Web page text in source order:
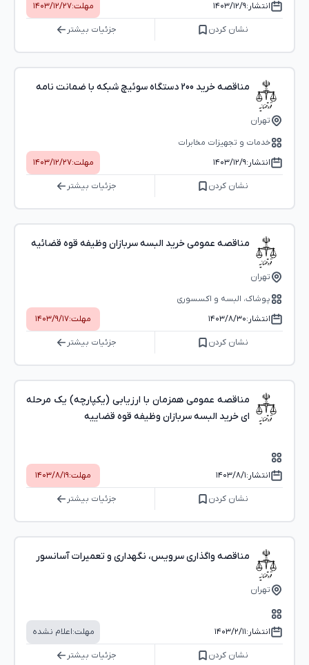
انتشار:۱۴۰۳/۱۲/۹ مهلت:۱۴۰۳/۱۲/۲۷
نشان کردن جزئیات بیشتر
مناقصه خرید 200 دستگاه سوئیچ شبکه با ضمانت نامه
تهران
خدمات و تجهیزات مخابرات
انتشار:۱۴۰۳/۱۲/۹ مهلت:۱۴۰۳/۱۲/۲۷
نشان کردن جزئیات بیشتر
مناقصه عمومی خرید البسه سربازان وظیفه قوه قضائیه
تهران
پوشاک، البسه و اکسسوری
انتشار:۱۴۰۳/۸/۳۰ مهلت:۱۴۰۳/۹/۱۷
نشان کردن جزئیات بیشتر
مناقصه عمومی همزمان با ارزیابی (یکپارچه) یک مرحله
ای خرید البسه سربازان وظیفه قوه قضاییه
انتشار:۱۴۰۳/۸/۱ مهلت:۱۴۰۳/۸/۱۹
نشان کردن جزئیات بیشتر
مناقصه واگذاری سرویس، نگهداری و تعمیرات آسانسور
تهران
انتشار:۱۴۰۳/۲/۱۱ مهلت:اعلام نشده
نشان کردن جزئیات بیشتر